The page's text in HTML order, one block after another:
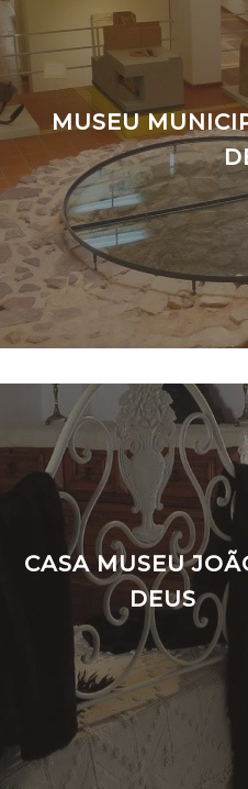
MUSEU
CASA MUSEU
DEUS